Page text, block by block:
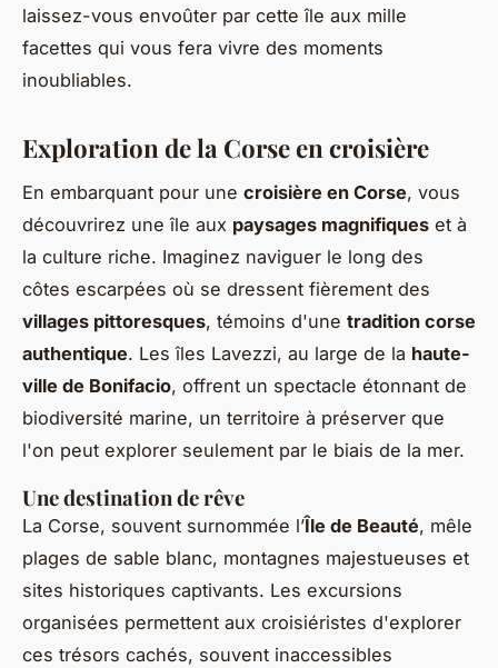
laissez-vous envoûter par cette île aux mille
facettes qui vous fera vivre des moments
inoubliables.
Exploration de la Corse en croisière
En embarquant pour une croisière en Corse, vous
découvrirez une île aux paysages magnifiques et à
la culture riche. Imaginez naviguer le long des
côtes escarpées où se dressent fièrement des
villages pittoresques, témoins d'une tradition corse
authentique. Les îles Lavezzi, au large de la haute-
ville de Bonifacio, offrent un spectacle étonnant de
biodiversité marine, un territoire à préserver que
l'on peut explorer seulement par le biais de la mer.
Une destination de rêve
La Corse, souvent surnommée l’Île de Beauté, mêle
plages de sable blanc, montagnes majestueuses et
sites historiques captivants. Les excursions
organisées permettent aux croisiéristes d'explorer
ces trésors cachés, souvent inaccessibles